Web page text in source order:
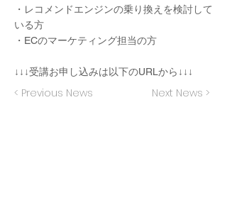
・レコメンドエンジンの乗り換えを検討して
いる方
・ECのマーケティング担当の方
↓↓↓受講お申し込みは以下のURLから↓↓↓
< Previous News Next News >